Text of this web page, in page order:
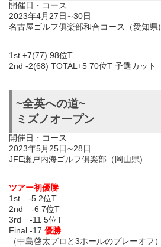
開催日・コース
2023年4月27日∼30日
名古屋ゴルフ俱楽部和合コース（愛知県)
1st +7(77) 98位T
2nd -2(68) TOTAL+5 70位T 予選カット
~全英への道~
ミズノオープン
開催日・コース
2023年5月25日∼28日
JFE瀬戸内海ゴルフ俱楽部（岡山県)
ツアー初優勝
1st -5 2位T
2nd -6 7位T
3rd -11 5位T
Final -17 優勝
（中島啓太プロと3ホールのプレーオフ）